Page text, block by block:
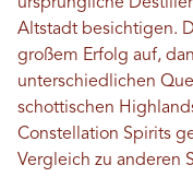
ursprüngliche
Altstadt besichtigen.
großem Erfolg auf,
unterschiedlichen
schottischen
Constellation Spirits
Vergleich zu anderen